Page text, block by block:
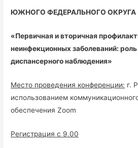
ЮЖНОГО ФЕДЕРАЛЬНОГО ОКРУГА
«Первичная и вторичная
неинфекционных заболеваний:
диспансерного наблюдения»
Место проведения конференции: г.
использованием
обеспечения Zoom
Регистрация с 9.00